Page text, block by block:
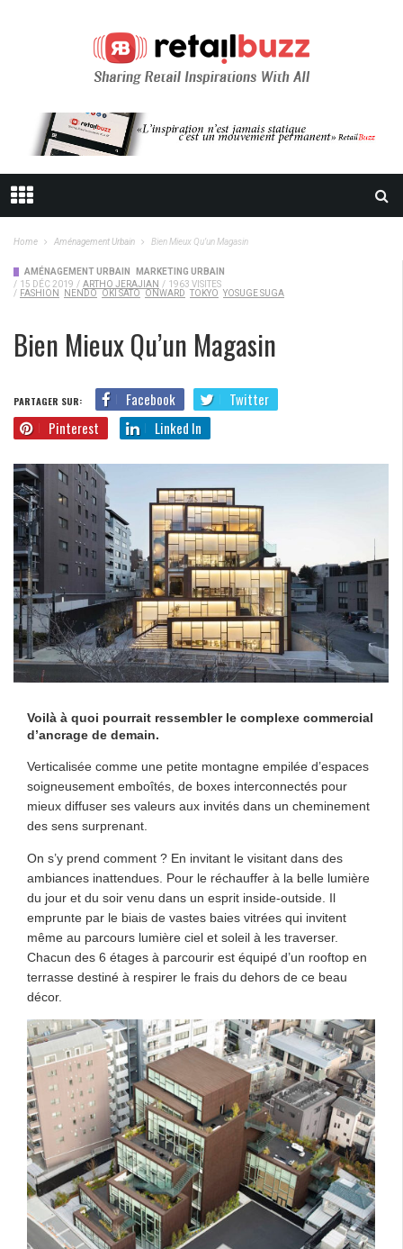
Home Aménagement Urbain Bien Mieux Qu’un Magasin
AMÉNAGEMENT URBAIN
MARKETING URBAIN
/ 15 DÉC 2019 / ARTHO JERAJIAN / 1963 VISITES
/ FASHION NENDO OKI SATO ONWARD TOKYO YOSUGE SUGA
Bien Mieux Qu’un Magasin
PARTAGER SUR: Facebook
Twitter
Pinterest
Linked In
Voilà à quoi pourrait ressembler le complexe commercial
d’ancrage de demain.
Verticalisée comme une petite montagne empilée d’espaces
soigneusement emboîtés, de boxes interconnectés pour
mieux diffuser ses valeurs aux invités dans un cheminement
des sens surprenant.
On s’y prend comment ? En invitant le visitant dans des
ambiances inattendues. Pour le réchauffer à la belle lumière
du jour et du soir venu dans un esprit inside-outside. Il
emprunte par le biais de vastes baies vitrées qui invitent
même au parcours lumière ciel et soleil à les traverser.
Chacun des 6 étages à parcourir est équipé d’un rooftop en
terrasse destiné à respirer le frais du dehors de ce beau
décor.